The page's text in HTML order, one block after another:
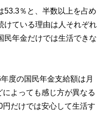
53.3％と、半数以上を占め
けている理由は人それぞれ
民年金だけでは生活できな
度の国民年金支給額は月
よっても感じ方が異なる
だけでは安心して生活す